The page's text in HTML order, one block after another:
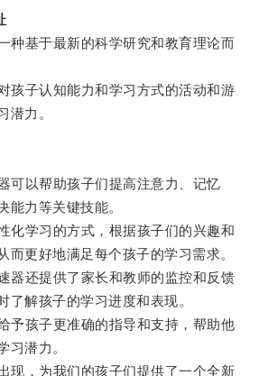
基于最新的科学研究和教育理论而
子认知能力和学习方式的活动和游
潜力。
以帮助孩子们提高注意力、记忆
能力等关键技能。
学习的方式，根据孩子们的兴趣和
而更好地满足每个孩子的学习需求。
还提供了家长和教师的监控和反馈
了解孩子的学习进度和表现。
孩子更准确的指导和支持，帮助他
习潜力。
，为我们的孩子们提供了一个全新